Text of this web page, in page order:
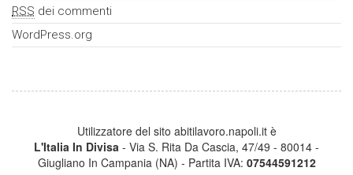
RSS dei commenti
WordPress.org
Utilizzatore del sito abitilavoro.napoli.it è
L'Italia In Divisa - Via S. Rita Da Cascia, 47/49 - 80014 -
Giugliano In Campania (NA) - Partita IVA: 07544591212